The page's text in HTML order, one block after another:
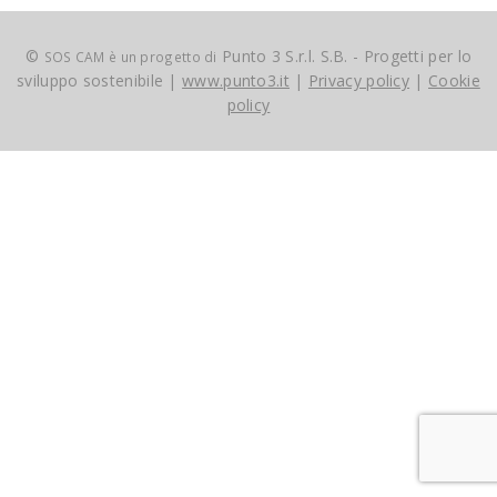
© SOS CAM è un progetto di Punto 3 S.r.l. S.B. - Progetti per lo
sviluppo sostenibile |www.punto3.it | Privacy policy | Cookie
policy